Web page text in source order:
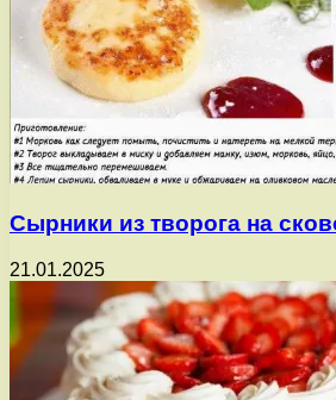
Сырники из творога на
21.01.2025